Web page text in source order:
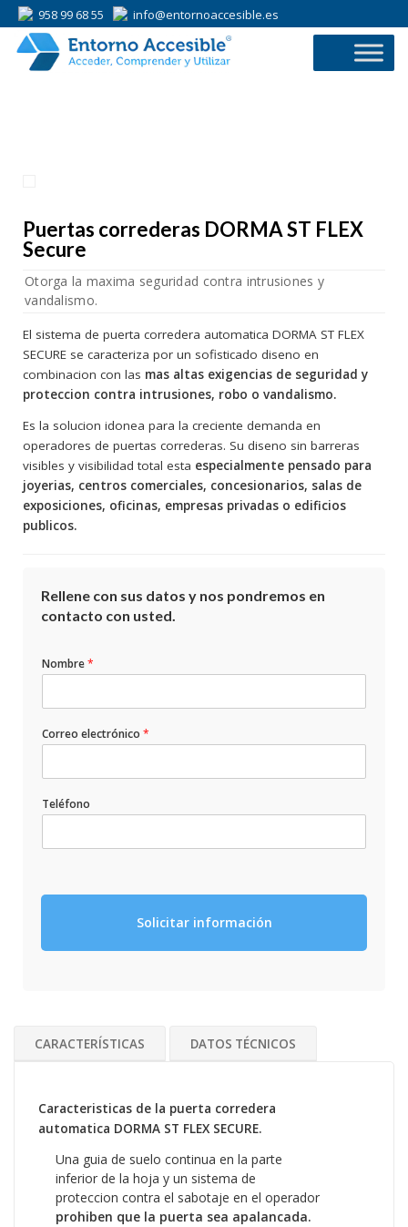
958 99 68 55 info@entornoaccesible.es
Puertas correderas DORMA ST FLEX
Secure
Otorga la maxima seguridad contra intrusiones y
vandalismo.
El sistema de puerta corredera automatica DORMA ST FLEX
SECURE se caracteriza por un sofisticado diseno en
combinacion con las mas altas exigencias de seguridad y
proteccion contra intrusiones, robo o vandalismo.
Es la solucion idonea para la creciente demanda en
operadores de puertas correderas. Su diseno sin barreras
visibles y visibilidad total esta especialmente pensado para
joyerias, centros comerciales, concesionarios, salas de
exposiciones, oficinas, empresas privadas o edificios
publicos.
Rellene con sus datos y nos pondremos en
contacto con usted.
Nombre*
Correo electrónico *
Teléfono
Solicitar información
CARACTERÍSTICAS DATOS TÉCNICOS
Caracteristicas de la puerta corredera
automatica DORMA ST FLEX SECURE.
Una guia de suelo continua en la parte
inferior de la hoja y un sistema de
proteccion contra el sabotaje en el operador
prohiben que la puerta sea apalancada.